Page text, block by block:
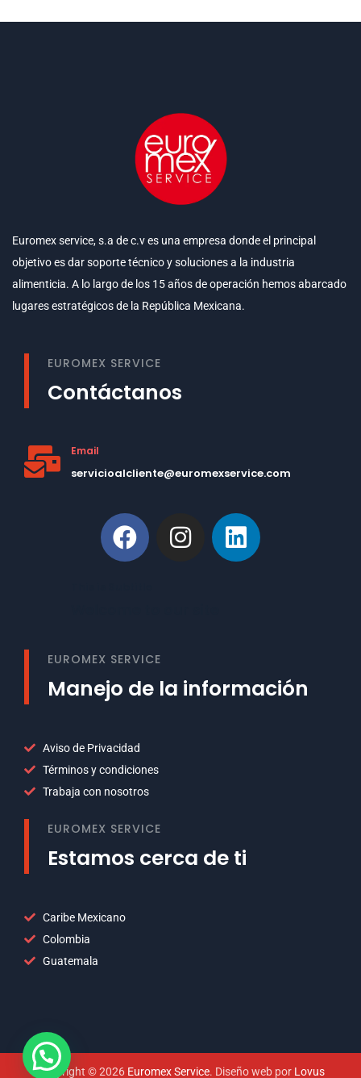
Euromex service, s.a de c.v es una empresa donde el principal
objetivo es dar soporte técnico y soluciones a la industria
alimenticia. A lo largo de los 15 años de operación hemos abarcado
lugares estratégicos de la República Mexicana.
EUROMEX SERVICE
Contáctanos
Email
servicioalcliente@euromexservice.com
EUROMEX SERVICE
Manejo de la información
Aviso de Privacidad
Términos y condiciones
Trabaja con nosotros
EUROMEX SERVICE
Estamos cerca de ti
Caribe Mexicano
Colombia
Guatemala
Copyright © 2026 Euromex Service. Diseño web por Lovus